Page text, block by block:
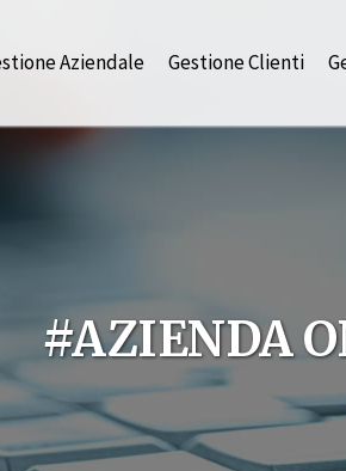
Aziendale Gestione Clienti
#AZIENDA